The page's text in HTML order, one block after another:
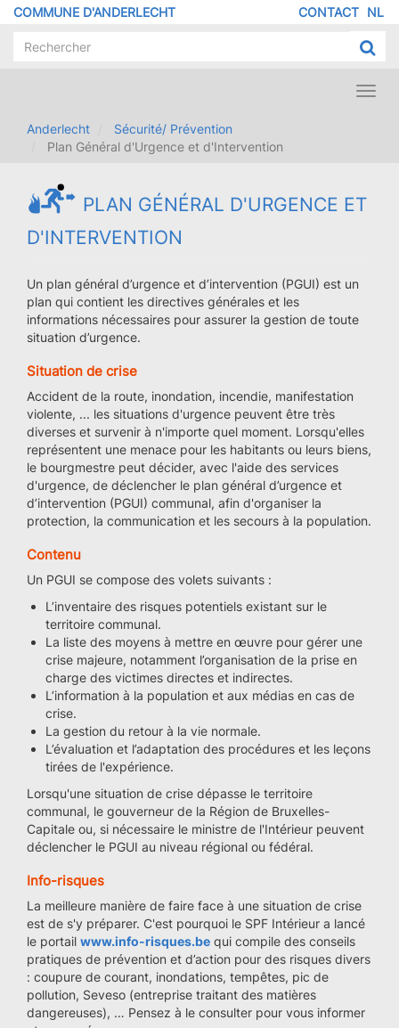
Aller
contenu
COMMUNE D'ANDERLECHT NL
DE
CONTACT
Anderlecht
Sécurité/ Prévention
Plan Général d'Urgence et d'Intervention
PLAN GÉNÉRAL D'URGENCE ET
D'INTERVENTION
Un plan général d’urgence et d’intervention (PGUI) est un
plan qui contient les directives générales et les
informations nécessaires pour assurer la gestion de toute
situation d’urgence.
Situation de crise
Accident de la route, inondation, incendie, manifestation
violente, ... les situations d'urgence peuvent être très
diverses et survenir à n'importe quel moment. Lorsqu'elles
représentent une menace pour les habitants ou leurs biens,
le bourgmestre peut décider, avec l'aide des services
d'urgence, de déclencher le plan général d’urgence et
d’intervention (PGUI) communal, afin d'organiser la
protection, la communication et les secours à la population.
Contenu
Un PGUI se compose des volets suivants :
L’inventaire des risques potentiels existant sur le
territoire communal.
La liste des moyens à mettre en œuvre pour gérer une
crise majeure, notamment l’organisation de la prise en
charge des victimes directes et indirectes.
L’information à la population et aux médias en cas de
crise.
La gestion du retour à la vie normale.
L’évaluation et l’adaptation des procédures et les leçons
tirées de l'expérience.
Lorsqu'une situation de crise dépasse le territoire
communal, le gouverneur de la Région de Bruxelles-
Capitale ou, si nécessaire le ministre de l'Intérieur peuvent
déclencher le PGUI au niveau régional ou fédéral.
Info-risques
La meilleure manière de faire face à une situation de crise
est de s'y préparer. C'est pourquoi le SPF Intérieur a lancé
le portail www.info-risques.be qui compile des conseils
pratiques de prévention et d’action pour des risques divers
: coupure de courant, inondations, tempêtes, pic de
pollution, Seveso (entreprise traitant des matières
dangereuses), … Pensez à le consulter pour vous informer